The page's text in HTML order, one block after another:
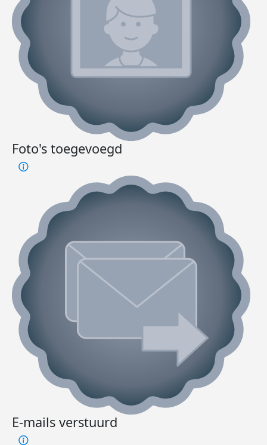
Foto's toegevoegd
E-mails verstuurd